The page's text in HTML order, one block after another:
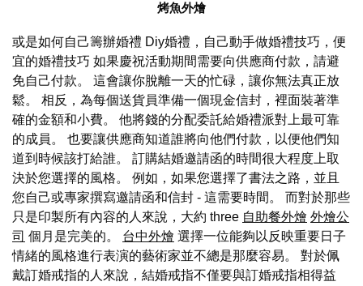
烤魚外燴
或是如何自己籌辦婚禮 Diy婚禮，自己動手做婚禮技巧，便
宜的婚禮技巧 如果慶祝活動期間需要向供應商付款，請避
免自己付款。 這會讓你脫離一天的忙碌，讓你無法真正放
鬆。 相反，為每個送貨員準備一個現金信封，裡面裝著準
確的金額和小費。 他將錢的分配委託給婚禮派對上最可靠
的成員。 也要讓供應商知道誰將向他們付款，以便他們知
道到時候該打給誰。 訂購結婚邀請函的時間很大程度上取
決於您選擇的風格。 例如，如果您選擇了書法之路，並且
您自己或專家撰寫邀請函和信封 - 這需要時間。 而對於那些
只是印製所有內容的人來說，大約 three 自助餐外燴 外燴公
司 個月是完美的。 台中外燴 選擇一位能夠以反映重要日子
情緒的風格進行表演的藝術家並不總是那麼容易。 對於佩
戴訂婚戒指的人來說，結婚戒指不僅要與訂婚戒指相得益